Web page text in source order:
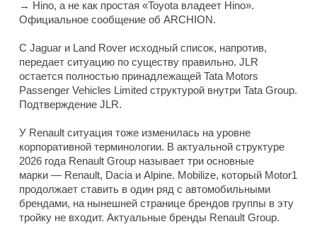
→ Hino, а не как простая «Toyota владеет Hino».
Официальное сообщение об ARCHION.
С Jaguar и Land Rover исходный список, напротив,
передает ситуацию по существу правильно. JLR
остается полностью принадлежащей Tata Motors
Passenger Vehicles Limited структурой внутри Tata Group.
Подтверждение JLR.
У Renault ситуация тоже изменилась на уровне
корпоративной терминологии. В актуальной структуре
2026 года Renault Group называет три основные
марки — Renault, Dacia и Alpine. Mobilize, который Motor1
продолжает ставить в один ряд с автомобильными
брендами, на нынешней странице брендов группы в эту
тройку не входит. Актуальные бренды Renault Group.